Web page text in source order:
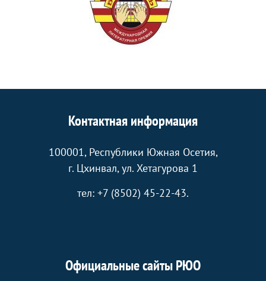
Контактная информация
100001, Республики Южная Осетия,
г. Цхинвал, ул. Хетагурова 1
тел: +7 (8502) 45-22-43.
Официальные сайты РЮО